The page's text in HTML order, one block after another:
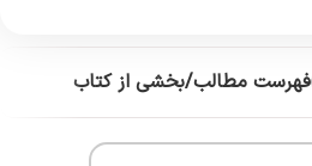
فهرست مطالب/بخشی از کتاب